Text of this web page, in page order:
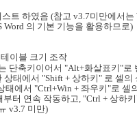
트 하였음 (참고 v3.7미만에서
의 기본 기능을 활용하므로)
이블 크기 조작
축키이어서 "Alt+화살표키"로
태에서 "Shift + 상하키" 로 셀
에서 "Ctrl+Win + 좌우키"로 셀
터 연속 작동하고, "Ctrl + 상하
v3.7 미만)